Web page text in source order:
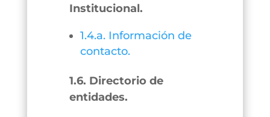
Institucional.
1.4.a. Información de
contacto.
1.6. Directorio de
entidades.